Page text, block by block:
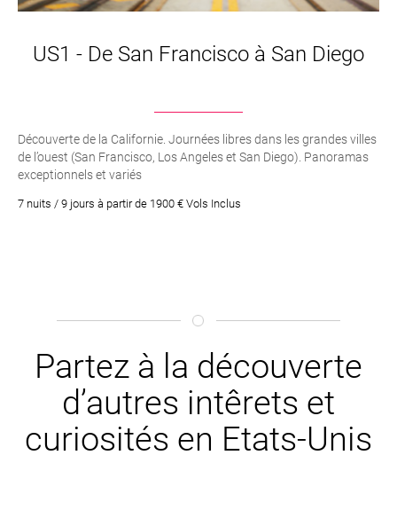
US1 - De San Francisco à San Diego
Découverte de la Californie. Journées libres dans les grandes villes
de l’ouest (San Francisco, Los Angeles et San Diego). Panoramas
exceptionnels et variés
7 nuits / 9 jours à partir de 1900 € Vols Inclus
Partez à la découverte
d’autres intêrets et
curiosités en Etats-Unis